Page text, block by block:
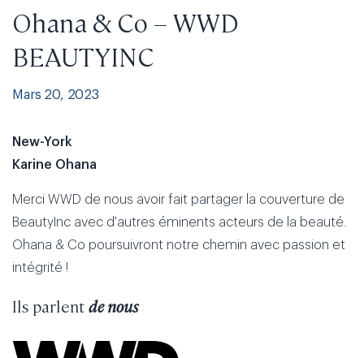
Ohana & Co – WWD
BEAUTYINC
Mars 20, 2023
New-York
Karine Ohana
Merci WWD de nous avoir fait partager la couverture de
BeautyInc avec d'autres éminents acteurs de la beauté.
Ohana & Co poursuivront notre chemin avec passion et
intégrité !
Ils parlentde nous